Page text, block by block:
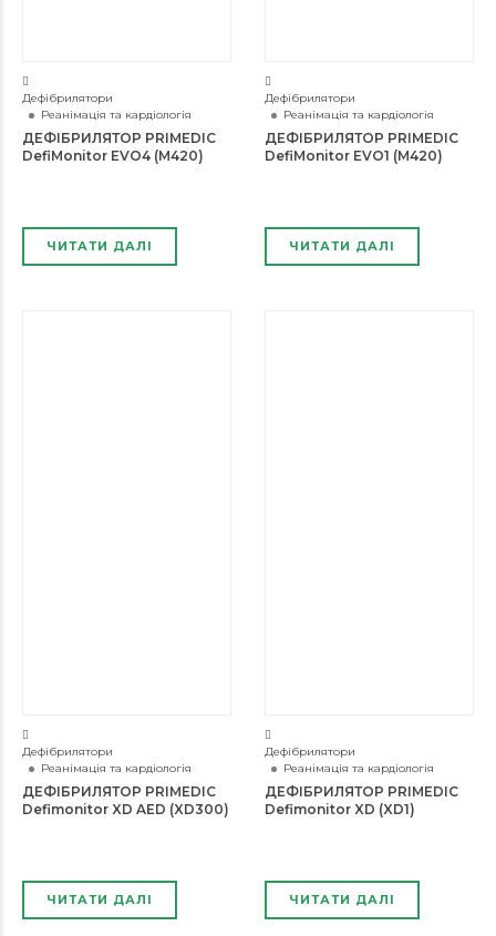
Дефібрилятори
Реанімація та кардіологія
ДЕФІБРИЛЯТОР PRIMEDIC
DefiMonitor EVO4 (M420)
ЧИТАТИ ДАЛІ
Дефібрилятори
Реанімація та кардіологія
ДЕФІБРИЛЯТОР PRIMEDIC
DefiMonitor EVO1 (M420)
ЧИТАТИ ДАЛІ
Дефібрилятори
Реанімація та кардіологія
ДЕФІБРИЛЯТОР PRIMEDIC
Defimonitor XD AED (XD300)
ЧИТАТИ ДАЛІ
Дефібрилятори
Реанімація та кардіологія
ДЕФІБРИЛЯТОР PRIMEDIC
Defimonitor XD (XD1)
ЧИТАТИ ДАЛІ